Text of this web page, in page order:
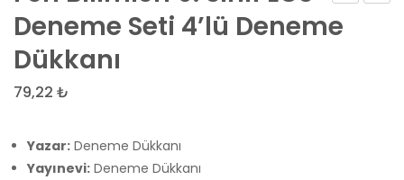
9.
Deneme Seti 4’lü Deneme
Dükkanı
79,22 ₺
Yazar: Deneme Dükkanı
Yayınevi: Deneme Dükkanı